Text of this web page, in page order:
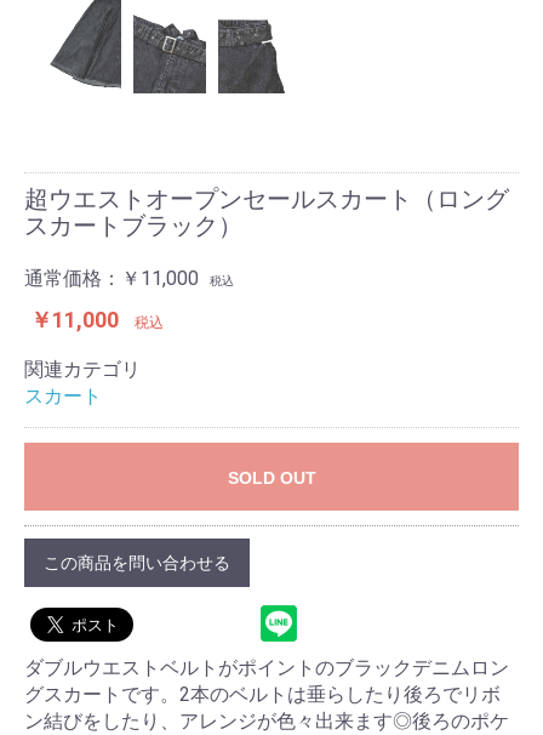
超ウエストオープンセールスカート（ロング
スカートブラック）
通常価格： ￥11,000 税込
￥11,000 税込
関連カテゴリ
スカート
SOLD OUT
この商品を問い合わせる
ダブルウエストベルトがポイントのブラックデニムロン
グスカートです。2本のベルトは垂らしたり後ろでリボ
ン結びをしたり、アレンジが色々出来ます◎後ろのポケ